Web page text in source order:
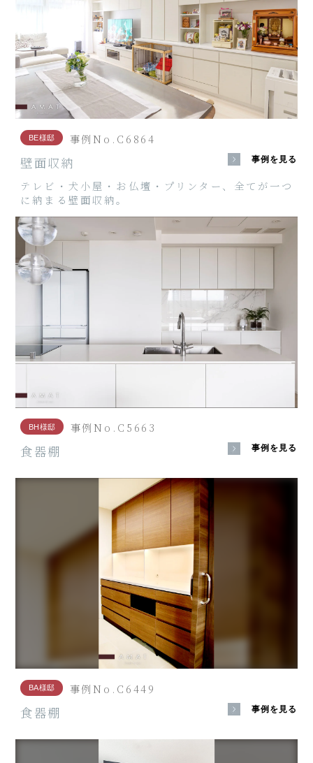
BE様邸 事例No.C6864
壁面収納 事例を見る
テレビ・犬小屋・お仏壇・プリンター、全てが一つ
に納まる壁面収納。
BH様邸 事例No.C5663
食器棚 事例を見る
BA様邸 事例No.C6449
食器棚 事例を見る